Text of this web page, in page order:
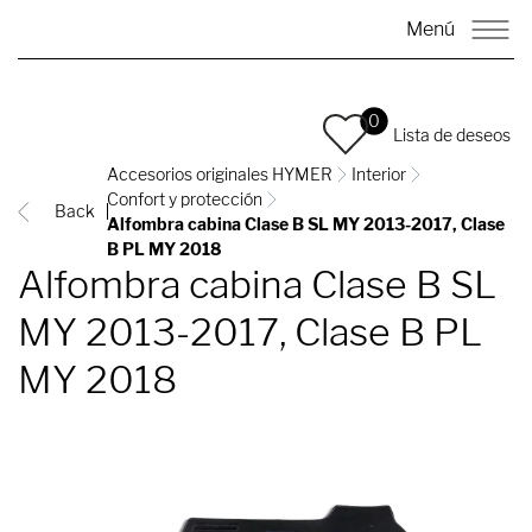
Menú
0
Lista de deseos
Back
Accesorios originales HYMER
Interior
Confort y protección
Alfombra cabina Clase B SL MY 2013-2017, Clase
B PL MY 2018
Alfombra cabina Clase B SL
MY 2013-2017, Clase B PL
MY 2018